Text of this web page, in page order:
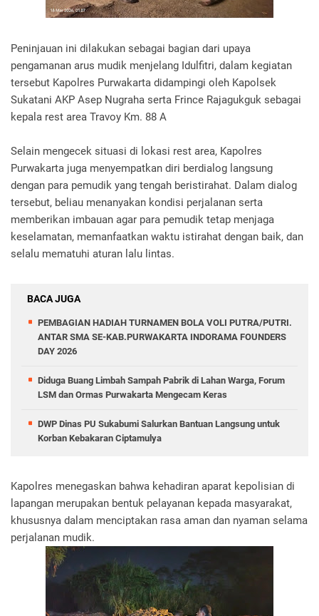
Peninjauan ini dilakukan sebagai bagian dari upaya
pengamanan arus mudik menjelang Idulfitri, dalam kegiatan
tersebut Kapolres Purwakarta didampingi oleh Kapolsek
Sukatani AKP Asep Nugraha serta Frince Rajagukguk sebagai
kepala rest area Travoy Km. 88 A
Selain mengecek situasi di lokasi rest area, Kapolres
Purwakarta juga menyempatkan diri berdialog langsung
dengan para pemudik yang tengah beristirahat. Dalam dialog
tersebut, beliau menanyakan kondisi perjalanan serta
memberikan imbauan agar para pemudik tetap menjaga
keselamatan, memanfaatkan waktu istirahat dengan baik, dan
selalu mematuhi aturan lalu lintas.
BACA JUGA
PEMBAGIAN HADIAH TURNAMEN BOLA VOLI PUTRA/PUTRI.
ANTAR SMA SE-KAB.PURWAKARTA INDORAMA FOUNDERS
DAY 2026
Diduga Buang Limbah Sampah Pabrik di Lahan Warga, Forum
LSM dan Ormas Purwakarta Mengecam Keras
DWP Dinas PU Sukabumi Salurkan Bantuan Langsung untuk
Korban Kebakaran Ciptamulya
Kapolres menegaskan bahwa kehadiran aparat kepolisian di
lapangan merupakan bentuk pelayanan kepada masyarakat,
khususnya dalam menciptakan rasa aman dan nyaman selama
perjalanan mudik.